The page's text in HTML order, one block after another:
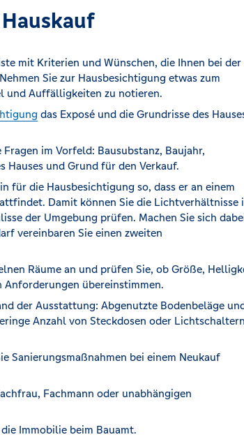
mit Kriterien und Wünschen, die Ihnen bei der
Sie zur Hausbesichtigung etwas zum
und Auffälligkeiten zu notieren.
das Exposé und die Grundrisse des
im Vorfeld: Bausubstanz, Baujahr,
Hauses und Grund für den Verkauf.
für die Hausbesichtigung so, dass er an einem
Damit können Sie die Lichtverhältnisse
der Umgebung prüfen. Machen Sie sich
vereinbaren Sie einen zweiten
Räume an und prüfen Sie, ob Größe,
übereinstimmen.
der Ausstattung: Abgenutzte Bodenbeläge
Anzahl von Steckdosen oder Lichtschaltern
Sanierungsmaßnahmen bei einem Neukauf
Fachmann oder unabhängigen
Immobilie beim Bauamt.